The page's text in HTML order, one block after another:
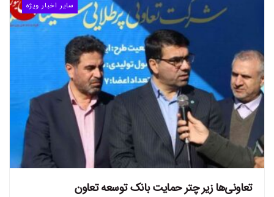
سایر اخبار ویژه
تعاونی‌ها زیر چتر حمایت بانک توسعه تعاون